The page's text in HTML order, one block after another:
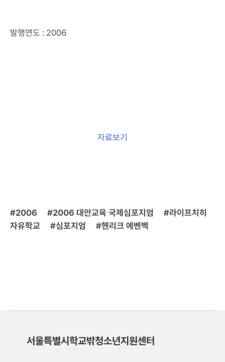
발행연도 : 2006
자료보기
2006 2006 대안교육 국제심포지엄
라이프치히
자유학교
심포지엄 헨리크 에벤벡
서울특별시학교밖청소년지원센터